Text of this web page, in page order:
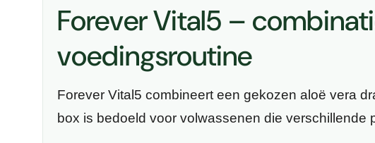
Forever Vital5 –
voedingsroutine
Forever Vital5 combineert een gekozen aloë vera
box is bedoeld voor volwassenen die